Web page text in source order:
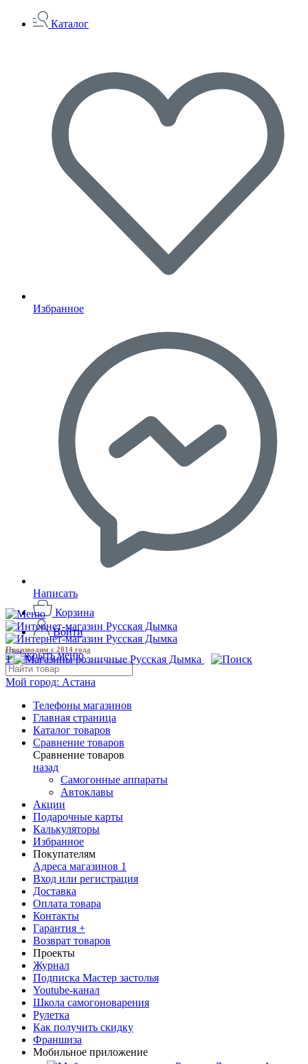
Каталог
Избранное
Написать
Корзина
Войти
Производим с 2014 года
1
Мой город: Астана
Телефоны магазинов
Главная страница
Каталог товаров
Сравнение товаров
Сравнение товаров
назад
Самогонные аппараты
Автоклавы
Акции
Подарочные карты
Калькуляторы
Избранное
Покупателям
Адреса магазинов 1
Вход или регистрация
Доставка
Оплата товара
Контакты
Гарантия +
Возврат товаров
Проекты
Журнал
Подписка Мастер застолья
Youtube-канал
Школа самогоноварения
Рулетка
Как получить скидку
Франшиза
Мобильное приложение